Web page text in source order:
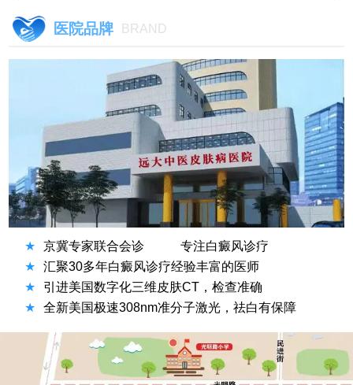
医院品牌 BRAND
★ 京冀专家联合会诊
专注白癜风诊疗
★
汇聚30多年白癜风诊疗经验丰富的医师
★
引进美国数字化三维皮肤CT，检查准确
★
全新美国极速308nm准分子激光，祛白有保障